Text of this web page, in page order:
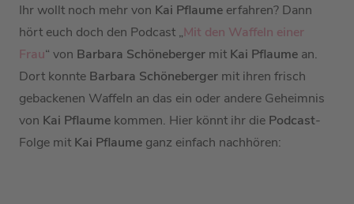
Ihr wollt noch mehr von Kai Pflaume erfahren? Dann
hört euch doch den Podcast „Mit den Waffeln einer
Frau“ von Barbara Schöneberger mit Kai Pflaume an.
Dort konnte Barbara Schöneberger mit ihren frisch
gebackenen Waffeln an das ein oder andere Geheimnis
von Kai Pflaume kommen. Hier könnt ihr die Podcast-
Folge mit Kai Pflaume ganz einfach nachhören: